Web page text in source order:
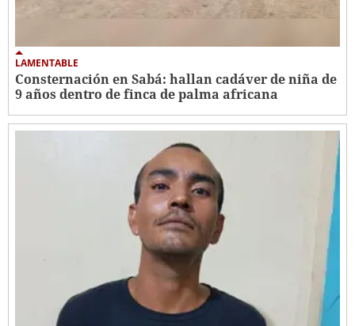
LAMENTABLE
Consternación en Sabá: hallan cadáver de niña de
9 años dentro de finca de palma africana